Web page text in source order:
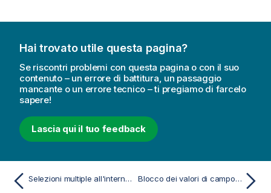
Hai trovato utile questa pagina?
Se riscontri problemi con questa pagina o con il suo
contenuto – un errore di battitura, un passaggio
mancante o un errore tecnico – ti pregiamo di farcelo
sapere!
Lascia qui il tuo feedback
Selezioni multiple all'interno di un campo Blocco dei valori di campo selezionati